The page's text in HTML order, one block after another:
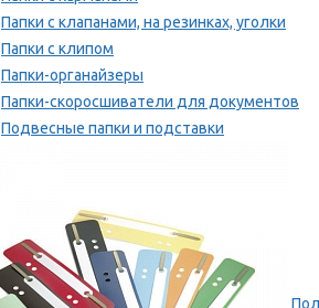
Папки с клапанами, на резинках, уголки
Папки с клипом
Папки-органайзеры
Папки-скоросшиватели для документов
Подвесные папки и подставки